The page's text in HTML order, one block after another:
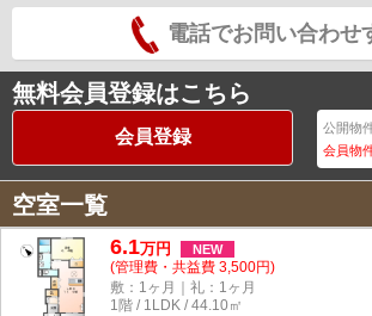
電話でお問い合わせ
無料会員登録はこちら
会員登録 公開物
会員物
空室一覧
6.1万円 NEW
(管理費・共益費 3,500円)
敷：1ヶ月｜礼：1ヶ月
1階 / 1LDK / 44.10㎡